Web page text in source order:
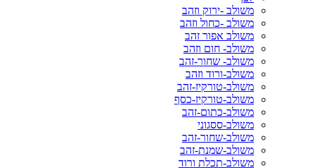
משולב -ירוק וזהב
משולב -כחול וזהב
משולב אפור זהב
משולב- חום וזהב
משולב- שחור-זהב
משולב-ורוד וזהב
משולב-טורקיז-זהב
משולב-טורקיז-כסף
משולב-כתום-זהב
משולב-ססגוני
משולב-שחור-זהב
משולב-שמנת-זהב
משולב-תכלת ורוד